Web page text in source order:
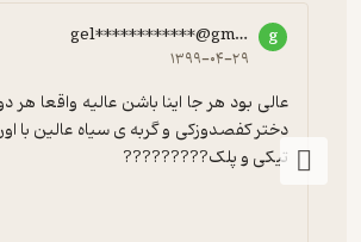
g
gel************@gmail.com
۱۳۹۹-۰۴-۲۹
تیکی و پلک?????????